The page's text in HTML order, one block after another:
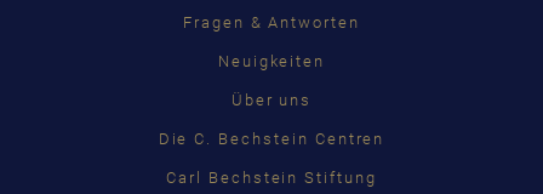
Fragen & Antworten
Neuigkeiten
Über uns
Die C. Bechstein Centren
Carl Bechstein Stiftung